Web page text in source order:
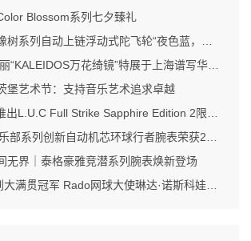
Blossom系列七夕臻礼
列自动上链浮动式陀飞轮“夜色蓝，云50”陶瓷腕表
万花绮镜”特展于上海谱写华彩新章 构筑色彩、文化与匠艺交织的美学殿堂
堡艺术节：支持音乐艺术追求卓越
L.U.C Full Strike Sapphire Edition 2限量版腕表
创新自动机芯环球行者腕表荣获2026年红点奖最高荣誉
无界｜泰格豪雅竞潜系列腕表焕新登场
贯冠军 Rado网球大使琳达·诺斯科娃勇夺温网女单冠军